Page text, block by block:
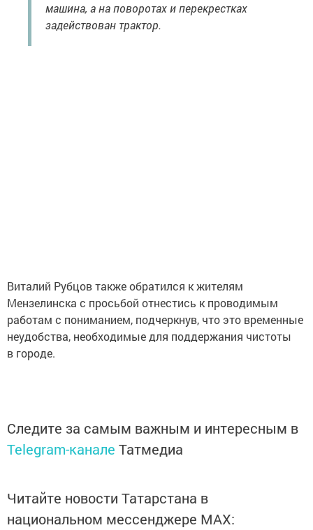
машина, а на поворотах и перекрестках
задействован трактор.
Виталий Рубцов также обратился к жителям
Мензелинска с просьбой отнестись к проводимым
работам с пониманием, подчеркнув, что это временные
неудобства, необходимые для поддержания чистоты
в городе.
Следите за самым важным и интересным в
Telegram-канале Татмедиа
Читайте новости Татарстана в
национальном мессенджере MАХ: